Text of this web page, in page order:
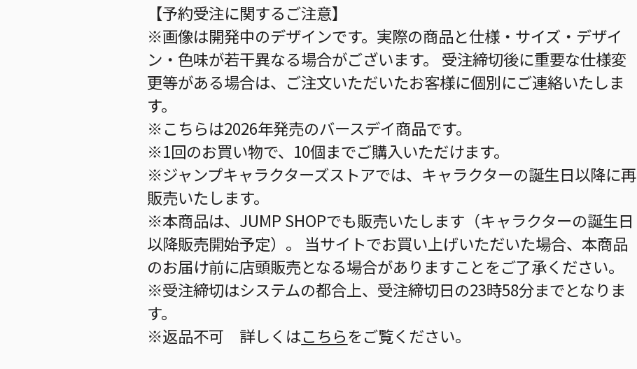
【予約受注に関するご注意】
※画像は開発中のデザインです。実際の商品と仕様・サイズ・デザイ
ン・色味が若干異なる場合がございます。 受注締切後に重要な仕様変
更等がある場合は、ご注文いただいたお客様に個別にご連絡いたしま
す。
※こちらは2026年発売のバースデイ商品です。
※1回のお買い物で、10個までご購入いただけます。
※ジャンプキャラクターズストアでは、キャラクターの誕生日以降に再
販売いたします。
※本商品は、JUMP SHOPでも販売いたします（キャラクターの誕生日
以降販売開始予定）。 当サイトでお買い上げいただいた場合、本商品
のお届け前に店頭販売となる場合がありますことをご了承ください。
※受注締切はシステムの都合上、受注締切日の23時58分までとなりま
す。
※返品不可 詳しくはこちらをご覧ください。